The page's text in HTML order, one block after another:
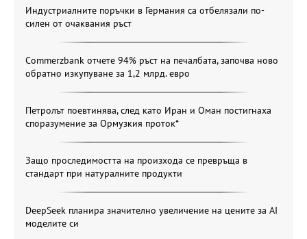
Индустриалните поръчки в Германия са отбелязали по-
силен от очаквания ръст
Commerzbank отчете 94% ръст на печалбата, започва ново
обратно изкупуване за 1,2 млрд. евро
Петролът поевтинява, след като Иран и Оман постигнаха
споразумение за Ормузкия проток*
Защо проследимостта на произхода се превръща в
стандарт при натуралните продукти
DeepSeek планира значително увеличение на цените за AI
моделите си